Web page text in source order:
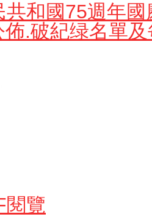
共和國75週年
.破紀绿名單
閱覽